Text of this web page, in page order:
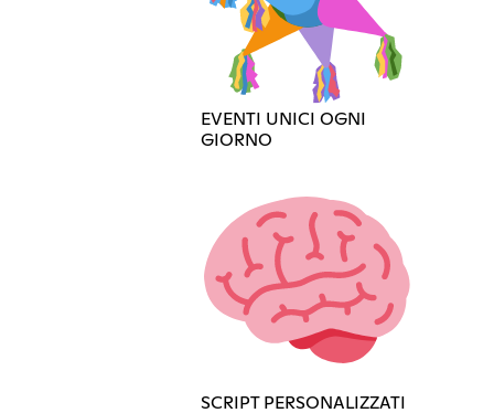
EVENTI UNICI OGNI
GIORNO
SCRIPT PERSONALIZZATI